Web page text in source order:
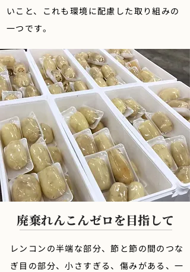
いこと、これも環境に配慮した取り組みの
一つです。
廃棄れんこんゼロを目指して
レンコンの半端な部分、節と節の間のつな
ぎ目の部分、小さすぎる、傷みがある、一